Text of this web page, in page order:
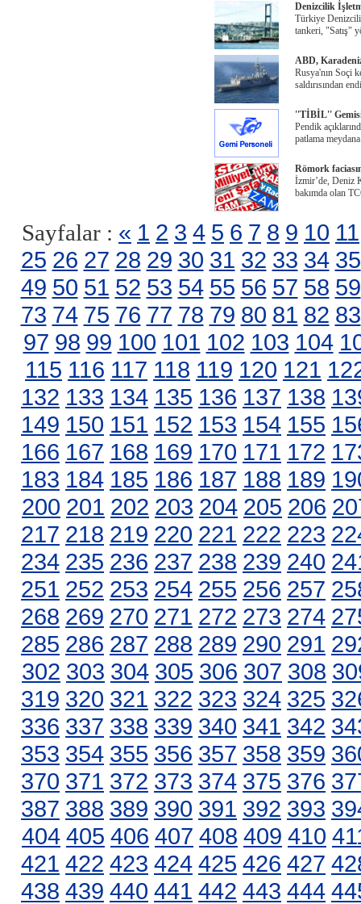
Denizcilik
Türkiye
tankeri, "Satış"
ABD,
Rusya'nın Soçi
saldırısından
''TİBİL''
Pendik
patlama
Römork
İzmir’de, Deniz
bakımda olan
Sayfalar : « 1 2 3 4 5 6 7 8 9 10 11
25 26 27 28 29 30 31 32 33 34 35
49 50 51 52 53 54 55 56 57 58 59
73 74 75 76 77 78 79 80 81 82 83
97 98 99 100 101 102 103 104
115 116 117 118 119 120 121
132 133 134 135 136 137 138
149 150 151 152 153 154 155
166 167 168 169 170 171 172
183 184 185 186 187 188 189
200 201 202 203 204 205 206
217 218 219 220 221 222 223
234 235 236 237 238 239 240
251 252 253 254 255 256 257
268 269 270 271 272 273 274
285 286 287 288 289 290 291
302 303 304 305 306 307 308
319 320 321 322 323 324 325
336 337 338 339 340 341 342
353 354 355 356 357 358 359
370 371 372 373 374 375 376
387 388 389 390 391 392 393
404 405 406 407 408 409 410
421 422 423 424 425 426 427
438 439 440 441 442 443 444